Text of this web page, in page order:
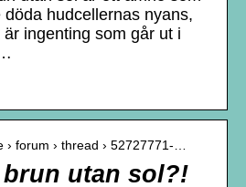
hudcellernas nyans,
ingenting som går ut i
› forum › thread › 52727771-…
utan sol?!